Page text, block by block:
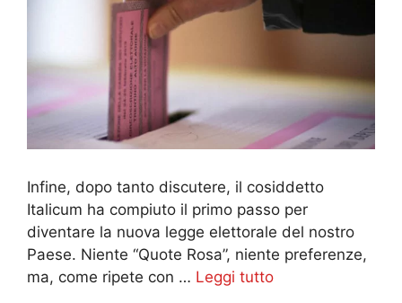
Infine, dopo tanto discutere, il cosiddetto
Italicum ha compiuto il primo passo per
diventare la nuova legge elettorale del nostro
Paese. Niente “Quote Rosa”, niente preferenze,
ma, come ripete con … Leggi tutto